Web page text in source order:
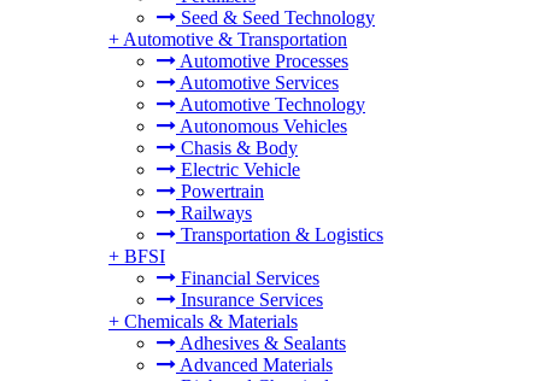
Seed & Seed Technology
+ Automotive & Transportation
Automotive Processes
Automotive Services
Automotive Technology
Autonomous Vehicles
Chasis & Body
Electric Vehicle
Powertrain
Railways
Transportation & Logistics
+ BFSI
Financial Services
Insurance Services
+ Chemicals & Materials
Adhesives & Sealants
Advanced Materials